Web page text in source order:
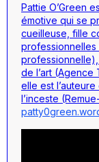
Pattie O’Green
émotive qui se
cueilleuse, fille
professionnelles
de l’art (Agence
elle est l’auteure
l’inceste